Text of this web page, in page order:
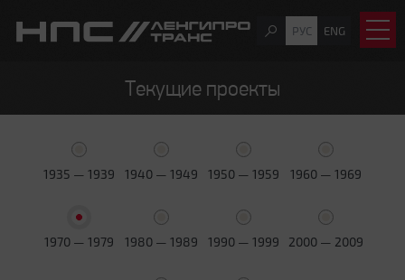
РУС ENG
Текущие проекты
1935 — 1939 1940 — 1949 1950 — 1959 1960 — 1969
1970 — 1979 1980 — 1989 1990 — 1999 2000 — 2009